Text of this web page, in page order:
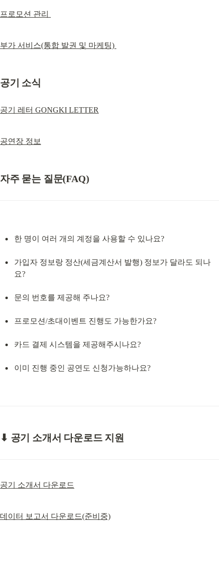
프로모션 관리
부가 서비스(통합 발권 및 마케팅)
공기 소식
공기 레터 GONGKI LETTER
공연장 정보
자주 묻는 질문(FAQ)
한 명이 여러 개의 계정을 사용할 수 있나요?
가입자 정보랑 정산(세금계산서 발행) 정보가 달라도 되나
요?
문의 번호를 제공해 주나요?
프로모션/초대이벤트 진행도 가능한가요?
카드 결제 시스템을 제공해주시나요?
이미 진행 중인 공연도 신청가능하나요?
⬇ 공기 소개서 다운로드 지원
공기 소개서 다운로드
데이터 보고서 다운로드(준비중)